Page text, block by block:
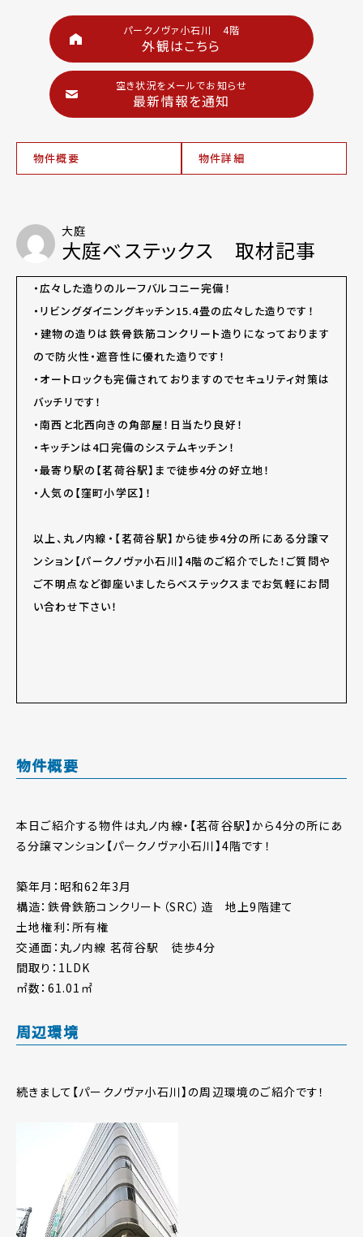
パークノヴァ小石川 4階
外観はこちら
空き状況をメールでお知らせ
最新情報を通知
物件概要 物件詳細
大庭
大庭ベステックス 取材記事
・広々した造りのルーフバルコニー完備！
・リビングダイニングキッチン15.4畳の広々した造りです！
・建物の造りは鉄骨鉄筋コンクリート造りになっております
ので防火性・遮音性に優れた造りです！
・オートロックも完備されておりますのでセキュリティ対策は
バッチリです！
・南西と北西向きの角部屋！日当たり良好！
・キッチンは4口完備のシステムキッチン！
・最寄り駅の【茗荷谷駅】まで徒歩4分の好立地！
・人気の【窪町小学区】！
以上、丸ノ内線・【茗荷谷駅】から徒歩4分の所にある分譲マ
ンション【パークノヴァ小石川】4階のご紹介でした！ご質問や
ご不明点など御座いましたらベステックスまでお気軽にお問
い合わせ下さい！
物件概要
本日ご紹介する物件は丸ノ内線・【茗荷谷駅】から4分の所にあ
る分譲マンション【パークノヴァ小石川】4階です！
築年月：昭和62年3月
構造：鉄骨鉄筋コンクリート（SRC）造 地上9階建て
土地権利：所有権
交通面：丸ノ内線 茗荷谷駅 徒歩4分
間取り：1LDK
㎡数：61.01㎡
周辺環境
続きまして【パークノヴァ小石川】の周辺環境のご紹介です！